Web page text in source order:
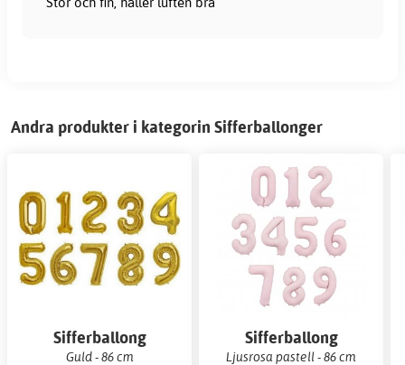
Andra produkter i kategorin Sifferballonger
Sifferballong
Guld - 86 cm
Sifferballong
Ljusrosa pastell - 86 cm